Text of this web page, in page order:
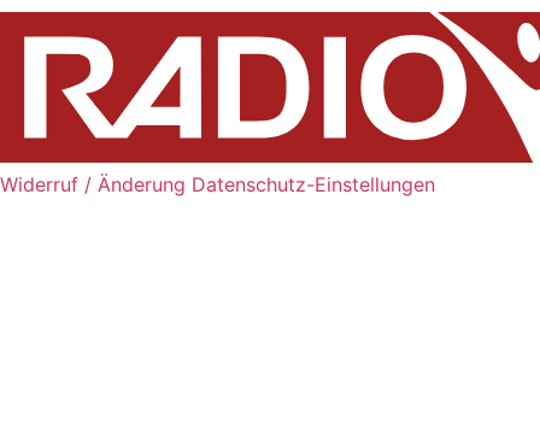
Widerruf / Änderung Datenschutz-Einstellungen